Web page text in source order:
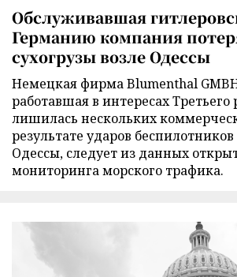
Обслуживавшая
Германию компания
сухогрузы возле Одессы
Немецкая фирма Blumenthal
работавшая в интересах Третьего
лишилась нескольких
результате ударов
Одессы, следует из данных
мониторинга морского трафика.